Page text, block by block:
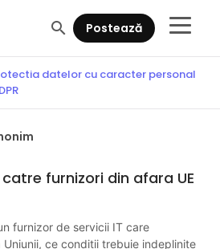
search Postează
datelor cu caracter personal
furnizori din afara UE
furnizor de servicii IT care
ce conditii trebuie indeplinite